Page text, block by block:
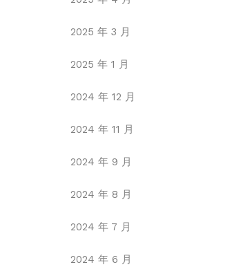
2025 年 3 月
2025 年 1 月
2024 年 12 月
2024 年 11 月
2024 年 9 月
2024 年 8 月
2024 年 7 月
2024 年 6 月